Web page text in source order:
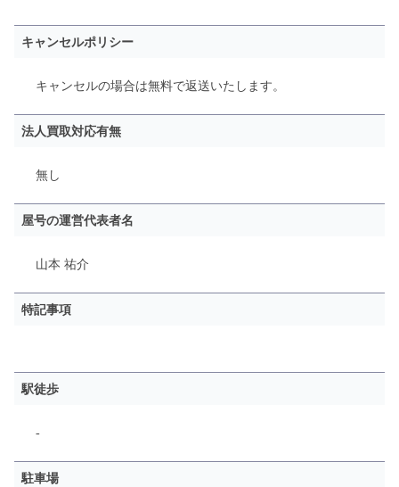
キャンセルポリシー
キャンセルの場合は無料で返送いたします。
法人買取対応有無
無し
屋号の運営代表者名
山本 祐介
特記事項
駅徒歩
-
駐車場